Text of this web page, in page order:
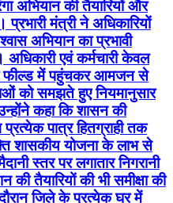
अभियान की तैयारियों और
मंत्री ने अधिकारियों
अभियान का प्रभावी
अधिकारी एवं कर्मचारी केवल
फील्ड में पहुंचकर आमजन से
को समझते हुए नियमानुसार
कहा कि शासन की
पात्र हितग्राही तक
शासकीय योजना के लाभ से
स्तर पर लगातार निगरानी
तैयारियों की भी समीक्षा की
जिले के प्रत्येक घर में